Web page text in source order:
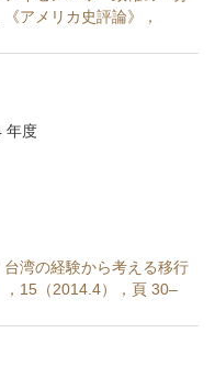
アメリカ史評論》，
年度
台湾の経験から考える移行
15（2014.4），頁 30–